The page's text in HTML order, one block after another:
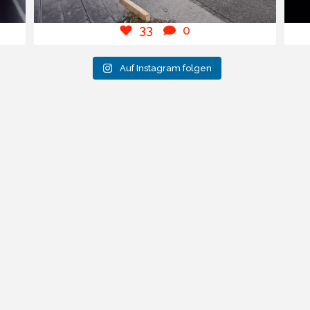
33 0
Auf Instagram folgen